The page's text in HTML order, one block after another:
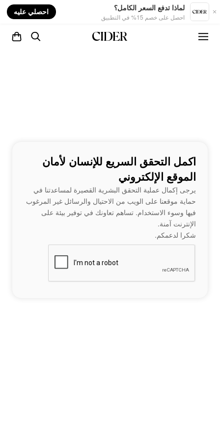
لماذا تدفع السعر الكامل؟
احصل على خصم 15% في التطبيق
احصلي عليه
اكمل التحقق السريع للإنسان لأمان
الموقع الإلكتروني
يرجى إكمال عملية التحقق البشرية القصيرة لمساعدتنا في
حماية موقعنا على الويب من الاحتيال والرسائل غير المرغوب
فيها وسوء الاستخدام. تساهم تعاونك في توفير بيئة على
الإنترنت آمنة.
شكرا لدعمكم.